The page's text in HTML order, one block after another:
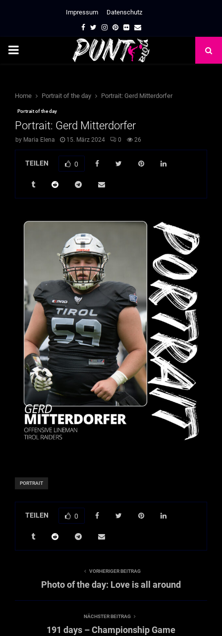
Impressum Datenschutz
Facebook
TwitterInstagram
Pinterest
FlickrEmail
PRIMARY
Home Portrait of the day Portrait: Gerd Mitterdorfer
Portrait of the day
Portrait: Gerd Mitterdorfer
by Maria Elena 15. März 2024 0 26
TEILEN 0
PORTRAIT
TEILEN 0
VORHERIGER BEITRAG
Photo of the day: Love is all around
NÄCHSTER BEITRAG
191 days – Championship Game